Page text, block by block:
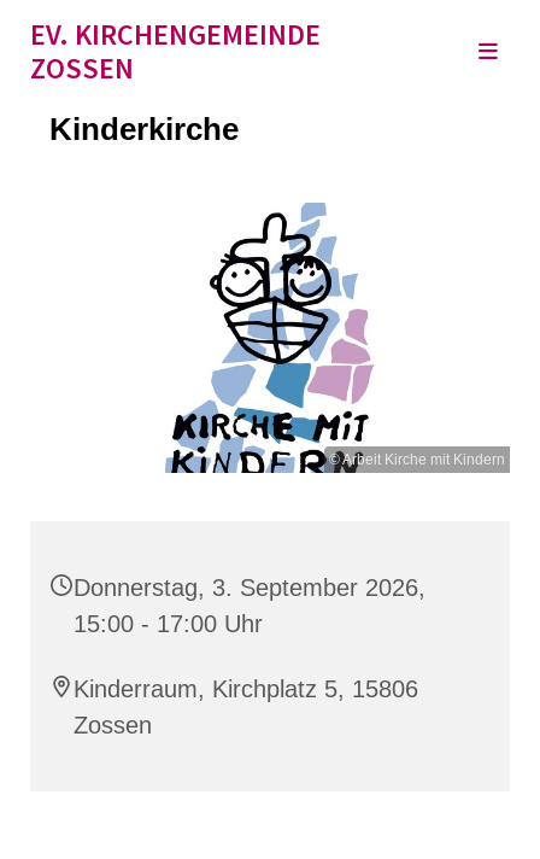
EV. KIRCHENGEMEINDE
ZOSSEN
Kinderkirche
© Arbeit Kirche mit Kindern
Donnerstag, 3. September 2026,
15:00 - 17:00 Uhr
Kinderraum, Kirchplatz 5, 15806
Zossen